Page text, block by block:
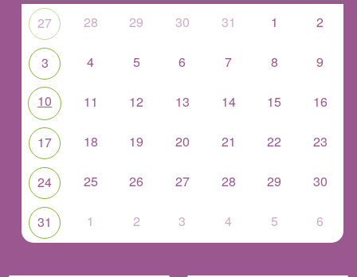
27 28 29 30 31 1 2
3 4 5 6 7 8 9
10 11 12 13 14 15 16
17 18 19 20 21 22 23
24 25 26 27 28 29 30
31 1 2 3 4 5 6